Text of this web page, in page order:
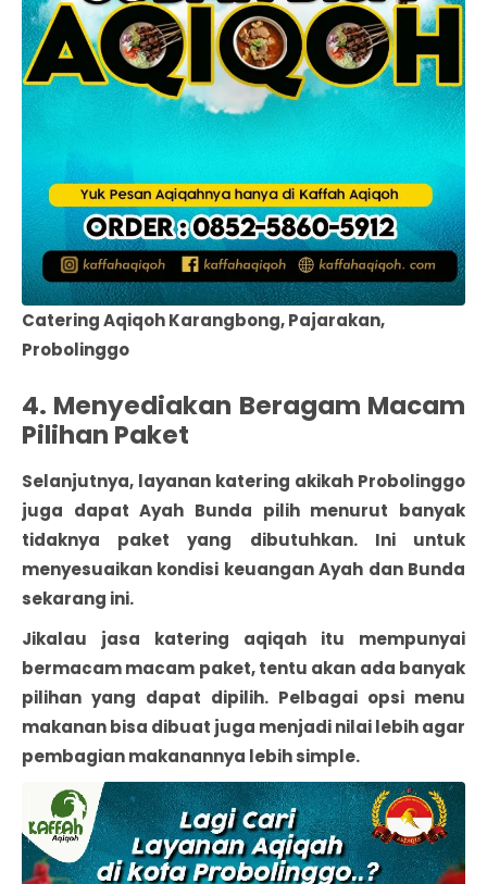
Catering Aqiqoh Karangbong, Pajarakan,
Probolinggo
4. Menyediakan Beragam Macam
Pilihan Paket
Selanjutnya, layanan katering akikah Probolinggo
juga dapat Ayah Bunda pilih menurut banyak
tidaknya paket yang dibutuhkan. Ini untuk
menyesuaikan kondisi keuangan Ayah dan Bunda
sekarang ini.
Jikalau jasa katering aqiqah itu mempunyai
bermacam macam paket, tentu akan ada banyak
pilihan yang dapat dipilih. Pelbagai opsi menu
makanan bisa dibuat juga menjadi nilai lebih agar
pembagian makanannya lebih simple.